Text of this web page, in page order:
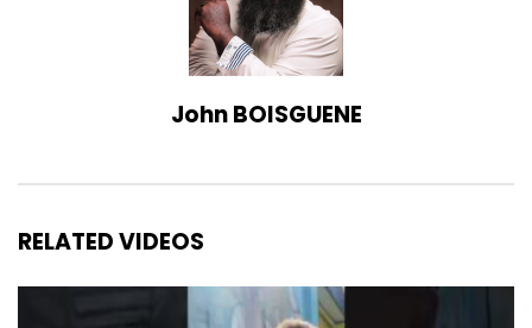
John BOISGUENE
RELATED VIDEOS